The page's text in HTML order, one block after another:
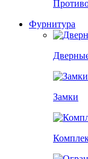
Фурнитура
Замки